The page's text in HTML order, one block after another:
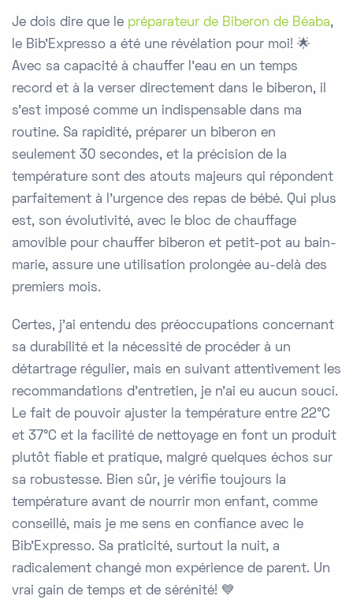
Je dois dire que le préparateur de Biberon de Béaba,
le Bib'Expresso a été une révélation pour moi! 🌟
Avec sa capacité à chauffer l'eau en un temps
record et à la verser directement dans le biberon, il
s'est imposé comme un indispensable dans ma
routine. Sa rapidité, préparer un biberon en
seulement 30 secondes, et la précision de la
température sont des atouts majeurs qui répondent
parfaitement à l'urgence des repas de bébé. Qui plus
est, son évolutivité, avec le bloc de chauffage
amovible pour chauffer biberon et petit-pot au bain-
marie, assure une utilisation prolongée au-delà des
premiers mois.
Certes, j'ai entendu des préoccupations concernant
sa durabilité et la nécessité de procéder à un
détartrage régulier, mais en suivant attentivement les
recommandations d'entretien, je n'ai eu aucun souci.
Le fait de pouvoir ajuster la température entre 22°C
et 37°C et la facilité de nettoyage en font un produit
plutôt fiable et pratique, malgré quelques échos sur
sa robustesse. Bien sûr, je vérifie toujours la
température avant de nourrir mon enfant, comme
conseillé, mais je me sens en confiance avec le
Bib'Expresso. Sa praticité, surtout la nuit, a
radicalement changé mon expérience de parent. Un
vrai gain de temps et de sérénité! 💙